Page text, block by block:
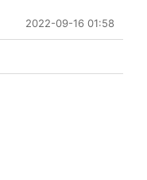
2022-09-16 01:58